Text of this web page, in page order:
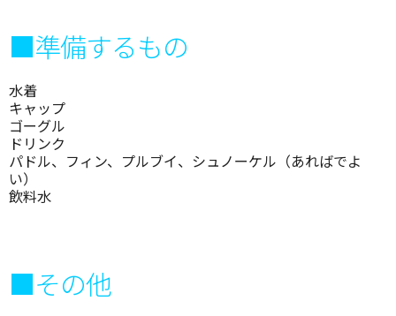
■準備するもの
水着
キャップ
ゴーグル
ドリンク
パドル、フィン、プルブイ、シュノーケル（あればでよ
い）
飲料水
■その他